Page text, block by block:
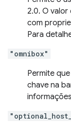
2.0. O
com
Para
"omnibox"
Permite
chave na